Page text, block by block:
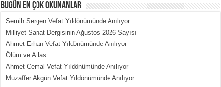
MEHMET ÇOBAN
İçerdeki Put Dışardaki Maskeler...
BUGÜN EN ÇOK OKUNANLAR
Semih Sergen Vefat Yıldönümünde Anılıyor
Milliyet Sanat Dergisinin Ağustos 2026 Sayısı
Ahmet Erhan Vefat Yıldönümünde Anılıyor
Ölüm ve Atlas
Ahmet Cemal Vefat Yıldönümünde Anılıyor
Muzaffer Akgün Vefat Yıldönümünde Anılıyor